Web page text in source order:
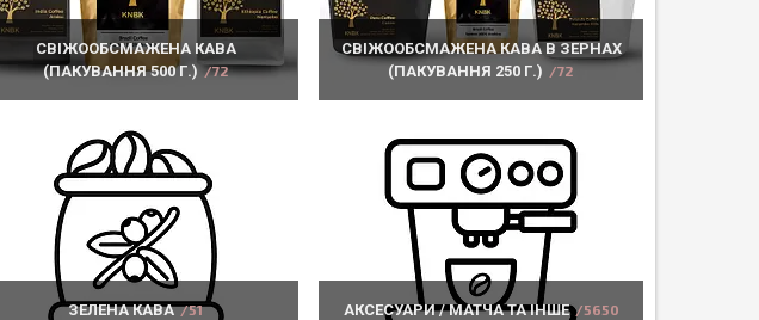
СВІЖООБСМАЖЕНА КАВА
(ПАКУВАННЯ 500 Г.)
72
СВІЖООБСМАЖЕНА КАВА В ЗЕРНАХ
(ПАКУВАННЯ 250 Г.)
72
ЗЕЛЕНА КАВА 51 АКСЕСУАРИ / МАТЧА ТА ІНШЕ 5650